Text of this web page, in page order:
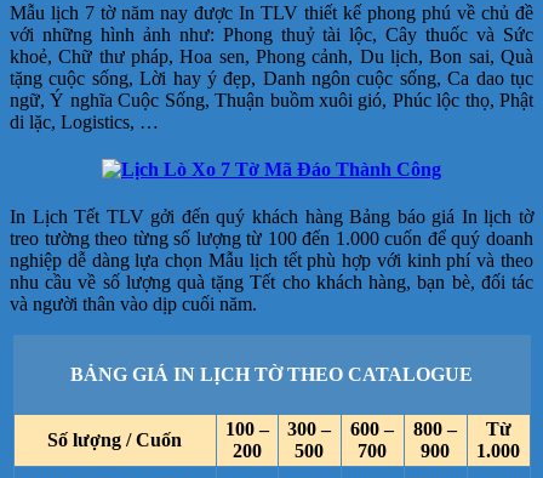
Mẫu lịch 7 tờ năm nay được In TLV thiết kế phong phú về chủ đề
với những hình ảnh như: Phong thuỷ tài lộc, Cây thuốc và Sức
khoẻ, Chữ thư pháp, Hoa sen, Phong cảnh, Du lịch, Bon sai, Quà
tặng cuộc sống, Lời hay ý đẹp, Danh ngôn cuộc sống, Ca dao tục
ngữ, Ý nghĩa Cuộc Sống, Thuận buồm xuôi gió, Phúc lộc thọ, Phật
di lặc, Logistics, …
In Lịch Tết TLV gởi đến quý khách hàng Bảng báo giá In lịch tờ
treo tường theo từng số lượng từ 100 đến 1.000 cuốn để quý doanh
nghiệp dễ dàng lựa chọn Mẫu lịch tết phù hợp với kinh phí và theo
nhu cầu về số lượng quà tặng Tết cho khách hàng, bạn bè, đối tác
và người thân vào dịp cuối năm.
BẢNG GIÁ IN LỊCH TỜ THEO CATALOGUE
Số lượng / Cuốn
100 –
200
300 –
500
600 –
700
800 –
900
Từ
1.000